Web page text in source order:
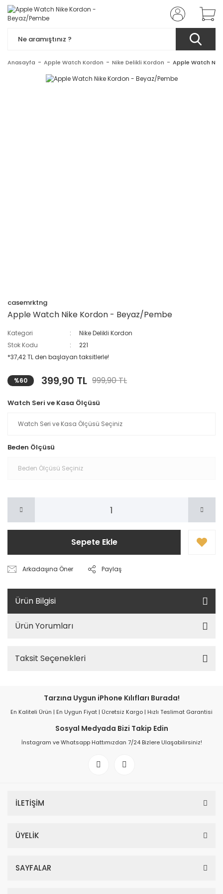
Anasayfa Apple Watch Kordon Nike Delikli Kordon Apple Watch
casemrktng
Apple Watch Nike Kordon - Beyaz/Pembe
Kategori
Nike Delikli Kordon
Stok Kodu
221
*37,42 TL den başlayan taksitlerle!
%60 399,90 TL 999,90 TL
Watch Seri ve Kasa Ölçüsü
Beden Ölçüsü
Sepete Ekle
Arkadaşına Öner Paylaş
Ürün Bilgisi
Ürün Yorumları
Taksit Seçenekleri
Tarzına Uygun iPhone Kılıfları Burada!
En Kaliteli Ürün | En Uygun Fiyat | Ücretsiz Kargo | Hızlı Teslimat Garantisi
Sosyal Medyada Bizi Takip Edin
İnstagram ve Whatsapp Hattımızdan 7/24 Bizlere Ulaşabilirsiniz!
İLETİŞİM
ÜYELİK
SAYFALAR